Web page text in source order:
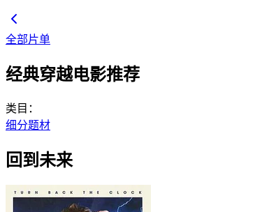
全部片单
经典穿越电影推荐
类目：
细分题材
回到未来